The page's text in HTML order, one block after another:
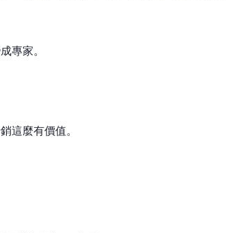
專家。
這麼有價值。